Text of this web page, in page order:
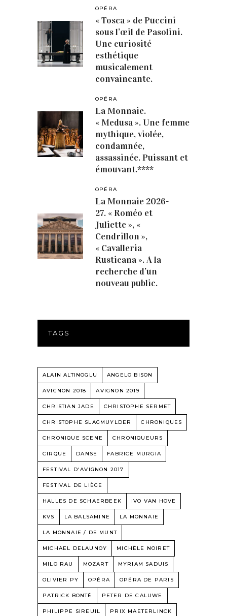
OPÉRA
« Tosca » de Puccini
sous l’œil de Pasolini.
Une curiosité
esthétique
musicalement
convaincante.
OPÉRA
La Monnaie.
« Medusa ». Une femme
mythique, violée,
condamnée,
assassinée. Puissant et
émouvant.****
OPÉRA
La Monnaie 2026-
27. « Roméo et
Juliette », «
Cendrillon »,
« Cavalleria
Rusticana ». A la
recherche d’un
nouveau public.
TAGS
ALAIN ALTINOGLU ANGELO BISON
AVIGNON 2018 AVIGNON 2019
CHRISTIAN JADE CHRISTOPHE SERMET
CHRISTOPHE SLAGMUYLDER CHRONIQUES
CHRONIQUE SCENE CHRONIQUEURS
CIRQUE DANSE FABRICE MURGIA
FESTIVAL D'AVIGNON 2017
FESTIVAL DE LIÈGE
HALLES DE SCHAERBEEK IVO VAN HOVE
KVS LA BALSAMINE LA MONNAIE
LA MONNAIE / DE MUNT
MICHAEL DELAUNOY MICHÈLE NOIRET
MILO RAU MOZART MYRIAM SADUIS
OLIVIER PY OPÉRA OPÉRA DE PARIS
PATRICK BONTÉ PETER DE CALUWE
PHILIPPE SIREUIL PRIX MAETERLINCK